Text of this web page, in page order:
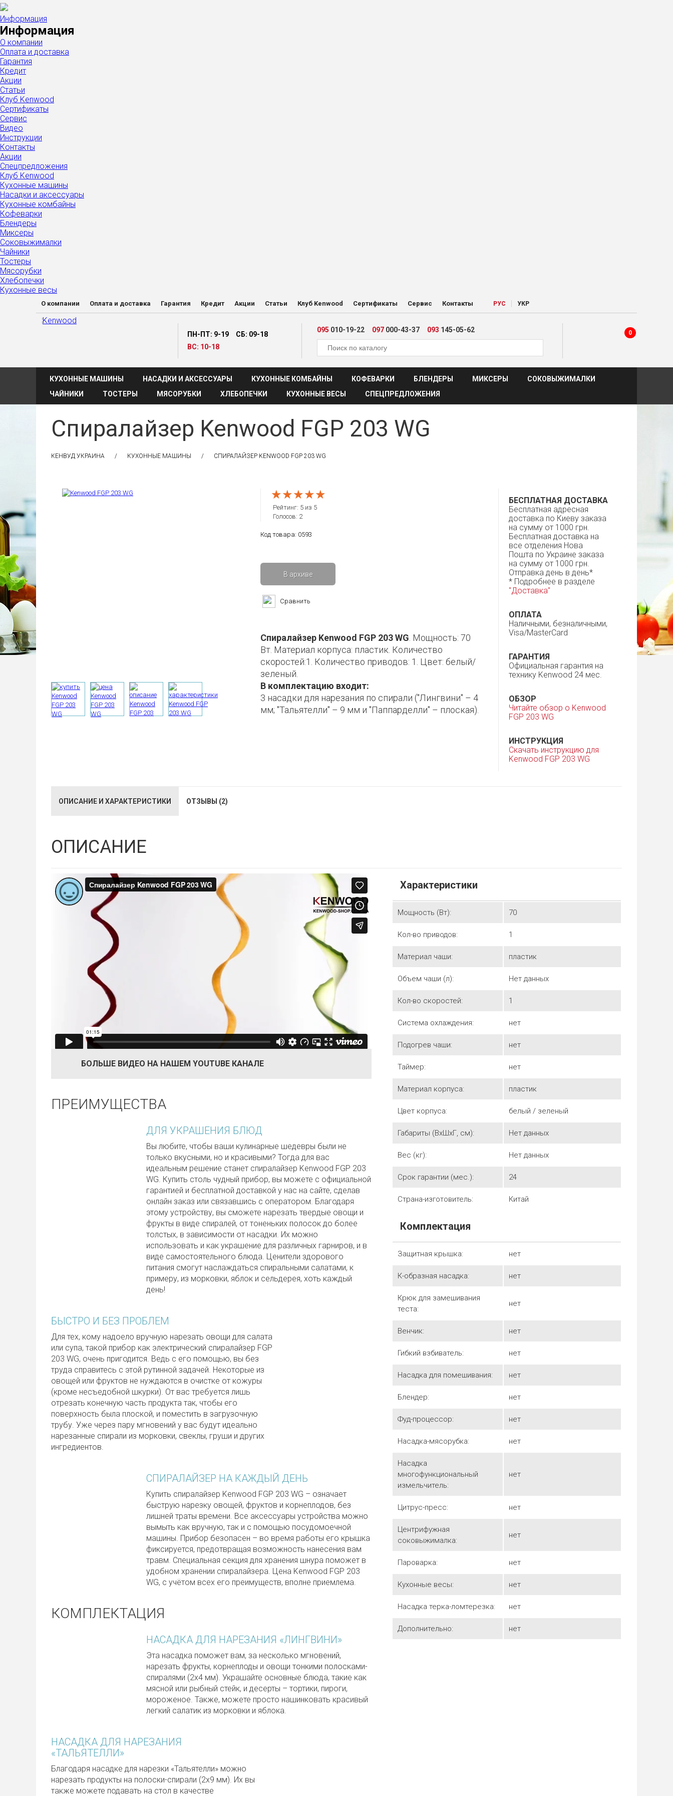
Информация
Информация
О компании
Оплата и доставка
Гарантия
Кредит
Акции
Статьи
Клуб Kenwood
Сертификаты
Сервис
Видео
Инструкции
Контакты
Акции
Спецпредложения
Клуб Kenwood
Кухонные машины
Насадки и аксессуары
Кухонные комбайны
Кофеварки
Блендеры
Миксеры
Соковыжималки
Чайники
Тостеры
Мясорубки
Хлебопечки
Кухонные весы
О компании Оплата и доставка Гарантия Кредит Акции Статьи Клуб Kenwood Сертификаты Сервис Контакты РУC | УКР
ПН-ПТ: 9-19
СБ: 09-18
ВС: 10-18
095 010-19-22 097 000-43-37 093 145-05-62 0
КУХОННЫЕ МАШИНЫ НАСАДКИ И АКСЕССУАРЫ КУХОННЫЕ КОМБАЙНЫ КОФЕВАРКИ БЛЕНДЕРЫ МИКСЕРЫ
СОКОВЫЖИМАЛКИ
ЧАЙНИКИ
ТОСТЕРЫ МЯСОРУБКИ ХЛЕБОПЕЧКИ КУХОННЫЕ ВЕСЫ СПЕЦПРЕДЛОЖЕНИЯ
Спиралайзер Kenwood FGP 203 WG
КЕНВУД УКРАИНА КУХОННЫЕ МАШИНЫ СПИРАЛАЙЗЕР KENWOOD FGP 203 WG
★★★★★
★★★★★
★★★★★
Рейтинг: 5 из 5
Голосов: 2
Код товара: 0593
В архиве
Сравнить
Спиралайзер Kenwood FGP 203 WG . Мощность: 70
Вт. Материал корпуса: пластик. Количество
скоростей:1. Количество приводов: 1. Цвет: белый/
зеленый.
В комплектацию входит:
3 насадки для нарезания по спирали ("Лингвини" – 4
мм; "Тальятелли" – 9 мм и "Паппарделли" – плоская).
БЕСПЛАТНАЯ ДОСТАВКА
Бесплатная адресная
доставка по Киеву заказа
на сумму от 1000 грн.
Бесплатная доставка на
все отделения Нова
Пошта по Украине заказа
на сумму от 1000 грн.
Отправка день в день*
* Подробнее в разделе
"Доставка"
ОПЛАТА
Наличными, безналичными,
Visa/MasterCard
ГАРАНТИЯ
Официальная гарантия на
технику Kenwood 24 мес.
ОБЗОР
Читайте обзор о Kenwood
FGP 203 WG
ИНСТРУКЦИЯ
Скачать инструкцию для
Kenwood FGP 203 WG
ОПИСАНИЕ И ХАРАКТЕРИСТИКИ ОТЗЫВЫ (2)
ОПИСАНИЕ
Характеристики
Мощность (Вт): 70
Кол-во приводов: 1
Материал чаши: пластик
Объем чаши (л): Нет данных
Кол-во скоростей: 1
Система охлаждения: нет
Подогрев чаши: нет
Таймер: нет
Материал корпуса: пластик
Цвет корпуса: белый / зеленый
Габариты (ВхШхГ, см): Нет данных
Вес (кг): Нет данных
Срок гарантии (мес.): 24
Страна-изготовитель: Китай
Комплектация
Защитная крышка: нет
К-образная насадка: нет
Крюк для замешивания
теста:
нет
Венчик: нет
Гибкий взбиватель: нет
Насадка для помешивания: нет
Блендер: нет
Фуд-процессор: нет
Насадка-мясорубка: нет
Насадка
многофункциональный
измельчитель:
нет
Цитрус-пресс: нет
Центрифужная
соковыжималка:
нет
Пароварка: нет
Кухонные весы: нет
Насадка терка-ломтерезка: нет
Дополнительно: нет
БОЛЬШЕ ВИДЕО НА НАШЕМ YOUTUBE КАНАЛЕ
ПРЕИМУЩЕСТВА
ДЛЯ УКРАШЕНИЯ БЛЮД
Вы любите, чтобы ваши кулинарные шедевры были не
только вкусными, но и красивыми? Тогда для вас
идеальным решение станет спиралайзер Kenwood FGP 203
WG. Купить столь чудный прибор, вы можете с официальной
гарантией и бесплатной доставкой у нас на сайте, сделав
онлайн заказ или связавшись с оператором. Благодаря
этому устройству, вы сможете нарезать твердые овощи и
фрукты в виде спиралей, от тоненьких полосок до более
толстых, в зависимости от насадки. Их можно
использовать и как украшение для различных гарниров, и в
виде самостоятельного блюда. Ценители здорового
питания смогут наслаждаться спиральными салатами, к
примеру, из морковки, яблок и сельдерея, хоть каждый
день!
БЫСТРО И БЕЗ ПРОБЛЕМ
Для тех, кому надоело вручную нарезать овощи для салата
или супа, такой прибор как электрический спиралайзер FGP
203 WG, очень пригодится. Ведь с его помощью, вы без
труда справитесь с этой рутинной задачей. Некоторые из
овощей или фруктов не нуждаются в очистке от кожуры
(кроме несъедобной шкурки). От вас требуется лишь
отрезать конечную часть продукта так, чтобы его
поверхность была плоской, и поместить в загрузочную
трубу. Уже через пару мгновений у вас будут идеально
нарезанные спирали из морковки, свеклы, груши и других
ингредиентов.
СПИРАЛАЙЗЕР НА КАЖДЫЙ ДЕНЬ
Купить спиралайзер Kenwood FGP 203 WG – означает
быструю нарезку овощей, фруктов и корнеплодов, без
лишней траты времени. Все аксессуары устройства можно
вымыть как вручную, так и с помощью посудомоечной
машины. Прибор безопасен – во время работы его крышка
фиксируется, предотвращая возможность нанесения вам
травм. Специальная секция для хранения шнура поможет в
удобном хранении спиралайзера. Цена Kenwood FGP 203
WG, с учётом всех его преимуществ, вполне приемлема.
КОМПЛЕКТАЦИЯ
НАСАДКА ДЛЯ НАРЕЗАНИЯ «ЛИНГВИНИ»
Эта насадка поможет вам, за несколько мгновений,
нарезать фрукты, корнеплоды и овощи тонкими полосками-
спиралями (2х4 мм). Украшайте основные блюда, такие как
мясной или рыбный стейк, и десерты – тортики, пироги,
мороженое. Также, можете просто нашинковать красивый
легкий салатик из морковки и яблока.
НАСАДКА ДЛЯ НАРЕЗАНИЯ
«ТАЛЬЯТЕЛЛИ»
Благодаря насадке для нарезки «Тальятелли» можно
нарезать продукты на полоски-спирали (2х9 мм). Их вы
также можете подавать на стол в качестве